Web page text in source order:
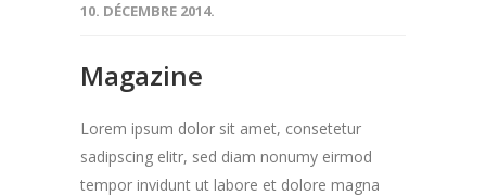
10. DÉCEMBRE 2014.
Magazine
Lorem ipsum dolor sit amet, consetetur
sadipscing elitr, sed diam nonumy eirmod
tempor invidunt ut labore et dolore magna